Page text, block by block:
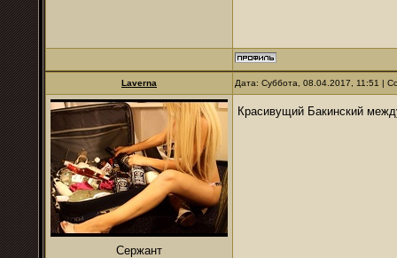
Laverna Дата: Суббота, 08.04.2017, 11:51 |
Сержант
Красивущий Бакинский